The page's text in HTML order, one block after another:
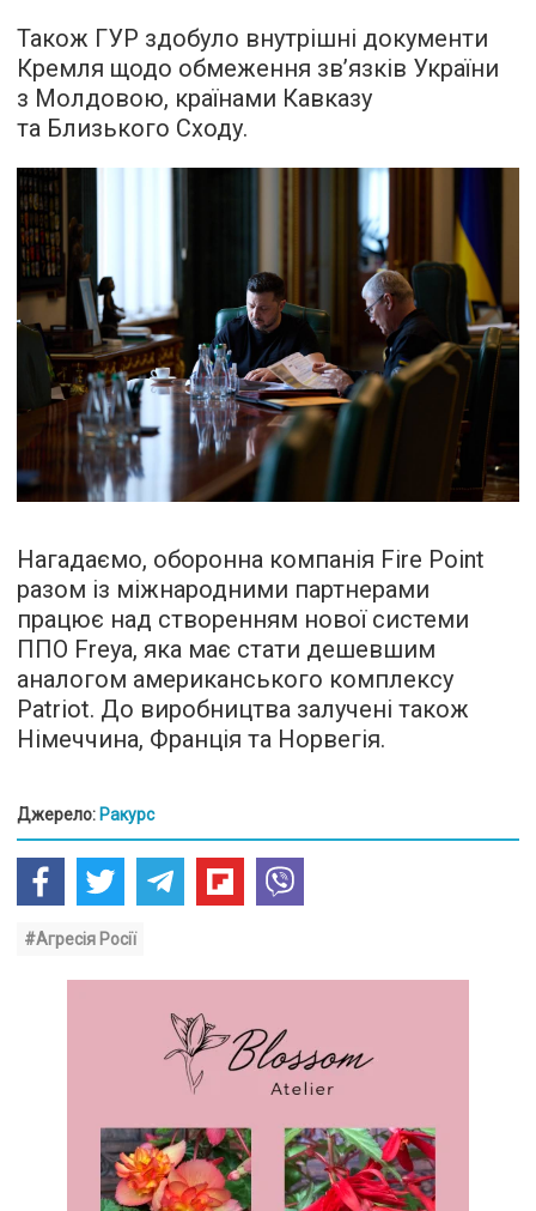
Також ГУР здобуло внутрішні документи
Кремля щодо обмеження зв’язків України
з Молдовою, країнами Кавказу
та Близького Сходу.
Нагадаємо, оборонна компанія Fire Point
разом із міжнародними партнерами
працює над створенням нової системи
ППО Freya, яка має стати дешевшим
аналогом американського комплексу
Patriot. До виробництва залучені також
Німеччина, Франція та Норвегія.
Джерело: Ракурс
#Агресія Росії